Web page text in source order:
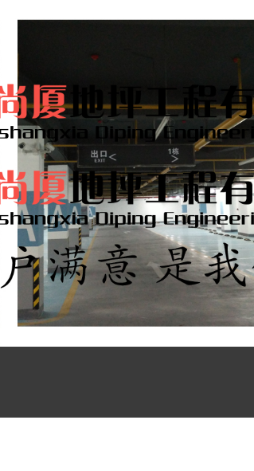
有限公司
产品展示 兴尚厦工程 工